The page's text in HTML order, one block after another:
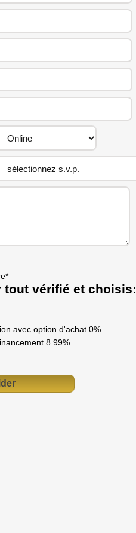
*
tout vérifié et choisis:
avec option d'achat 0%
8.99%